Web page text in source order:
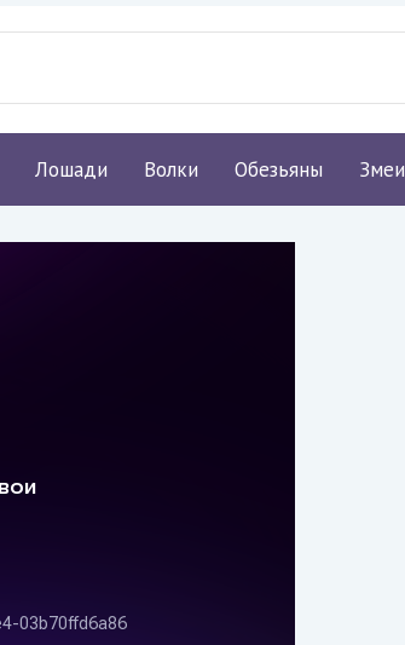
Лошади Волки Обезьяны Змеи